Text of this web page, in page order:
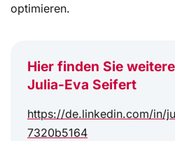
optimieren.
Hier finden Sie
Julia-Eva Seifert
https://de.linkedin.com/in/
7320b5164